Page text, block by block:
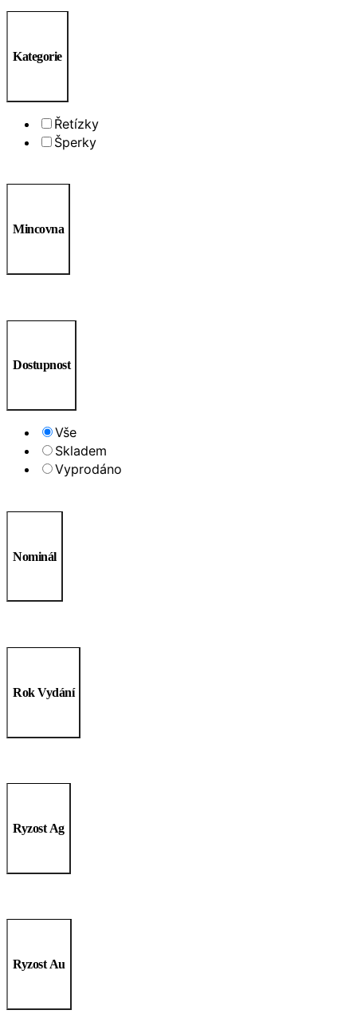
Kategorie
Řetízky
Šperky
Mincovna
Dostupnost
Vše
Skladem
Vyprodáno
Nominál
Rok Vydání
Ryzost Ag
Ryzost Au